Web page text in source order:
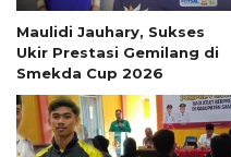
Maulidi Jauhary, Sukses
Ukir Prestasi Gemilang di
Smekda Cup 2026